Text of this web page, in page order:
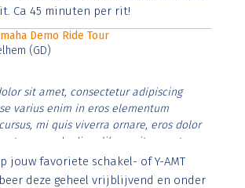
Ca 45 minuten per rit!
Demo Ride Tour
(GD)
sit amet, consectetur adipiscing
varius enim in eros elementum
mi quis viverra ornare, eros dolor
ut commodo diam libero vitae erat.
nibh et justo cursus id rutrum lorem
ut sem vitae risus tristique posuere.
jouw favoriete schakel- of Y-AMT
deze geheel vrijblijvend en onder